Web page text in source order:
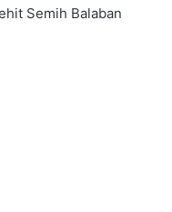
Semih Balaban